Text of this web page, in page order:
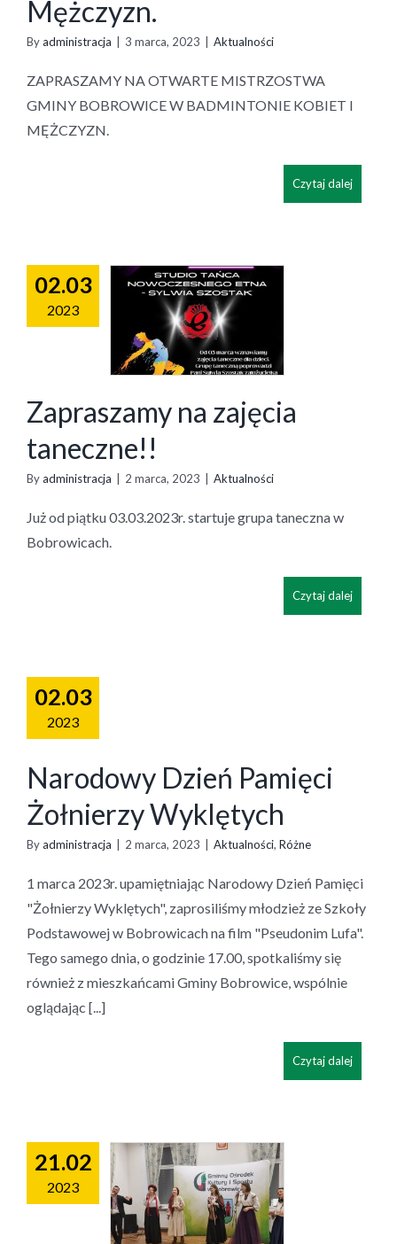
Mężczyzn.
Byadministracja 3 marca, 2023 Aktualności
ZAPRASZAMY NA OTWARTE MISTRZOSTWA
GMINY BOBROWICE W BADMINTONIE KOBIET I
MĘŻCZYZN.
Czytaj dalej
02.03
2023
Zapraszamy na zajęcia
taneczne!!
Byadministracja 2 marca, 2023 Aktualności
Już od piątku 03.03.2023r. startuje grupa taneczna w
Bobrowicach.
Czytaj dalej
02.03
2023
Narodowy Dzień Pamięci
Żołnierzy Wyklętych
Byadministracja 2 marca, 2023 Aktualności, Różne
1 marca 2023r. upamiętniając Narodowy Dzień Pamięci
"Żołnierzy Wyklętych", zaprosiliśmy młodzież ze Szkoły
Podstawowej w Bobrowicach na film "Pseudonim Lufa".
Tego samego dnia, o godzinie 17.00, spotkaliśmy się
również z mieszkańcami Gminy Bobrowice, wspólnie
oglądając [...]
Czytaj dalej
21.02
2023